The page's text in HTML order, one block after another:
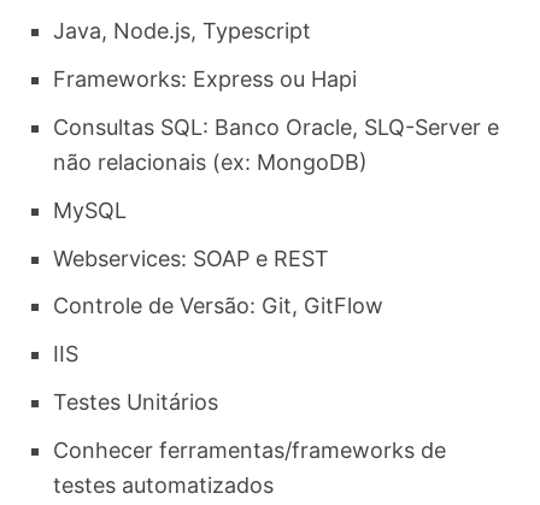
Java, Node.js, Typescript
Frameworks: Express ou Hapi
Consultas SQL: Banco Oracle, SLQ-Server e
não relacionais (ex: MongoDB)
MySQL
Webservices: SOAP e REST
Controle de Versão: Git, GitFlow
IIS
Testes Unitários
Conhecer ferramentas/frameworks de
testes automatizados